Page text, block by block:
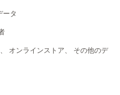
ータ
オンラインストア、 その他のデ